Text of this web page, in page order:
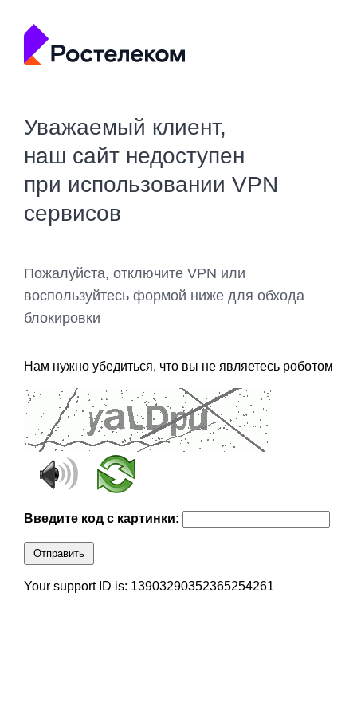
Уважаемый клиент,
наш сайт недоступен
при использовании VPN
сервисов
Пожалуйста, отключите VPN или
воспользуйтесь формой ниже для обхода
блокировки
Нам нужно убедиться, что вы не являетесь роботом
Введите код с картинки:
Отправить
Your support ID is: 13903290352365254261